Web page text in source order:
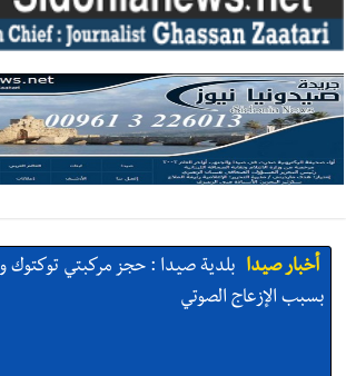
أخبار صيدا بلدية صيدا : حجز مركبتي توكتوك
بسبب الإزعاج الصوتي